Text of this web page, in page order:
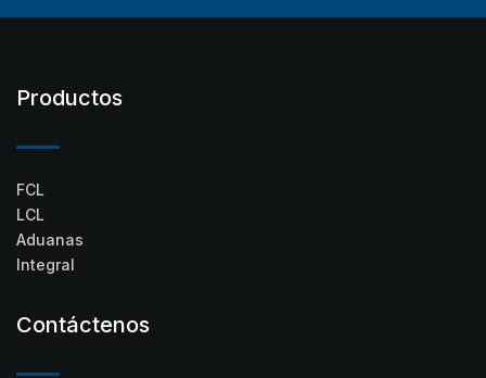
Productos
FCL
LCL
Aduanas
Integral
Contáctenos